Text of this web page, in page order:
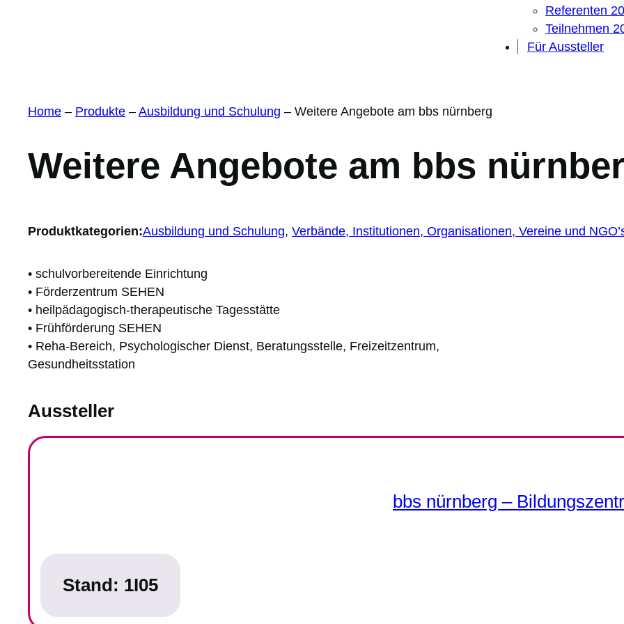
Referenten
Teilnehmen
Für Aussteller
Home – Produkte – Ausbildung und Schulung – Weitere Angebote am bbs nürnberg
Weitere Angebote am bbs
Produktkategorien:Ausbildung und Schulung, Verbände, Institutionen, Organisationen, Vereine und
• schulvorbereitende Einrichtung
• Förderzentrum SEHEN
• heilpädagogisch-therapeutische Tagesstätte
• Frühförderung SEHEN
• Reha-Bereich, Psychologischer Dienst, Beratungsstelle, Freizeitzentrum,
Gesundheitsstation
Aussteller
bbs nürnberg –
Stand: 1I05